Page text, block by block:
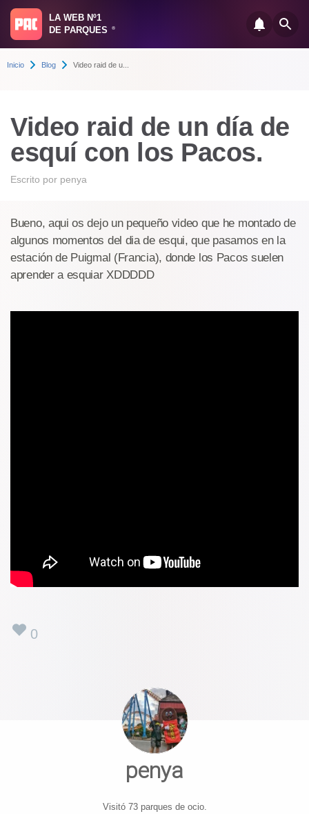
LA WEB Nº1
DE PARQUES
®
Inicio Blog Video raid de u...
Video raid de un día de
esquí con los Pacos.
Escrito por penya
Bueno, aqui os dejo un pequeño video que he montado de
algunos momentos del dia de esqui, que pasamos en la
estación de Puigmal (Francia), donde los Pacos suelen
aprender a esquiar XDDDDD
0
penya
Visitó 73 parques de ocio.